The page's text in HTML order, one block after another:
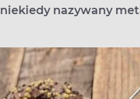
nazywany